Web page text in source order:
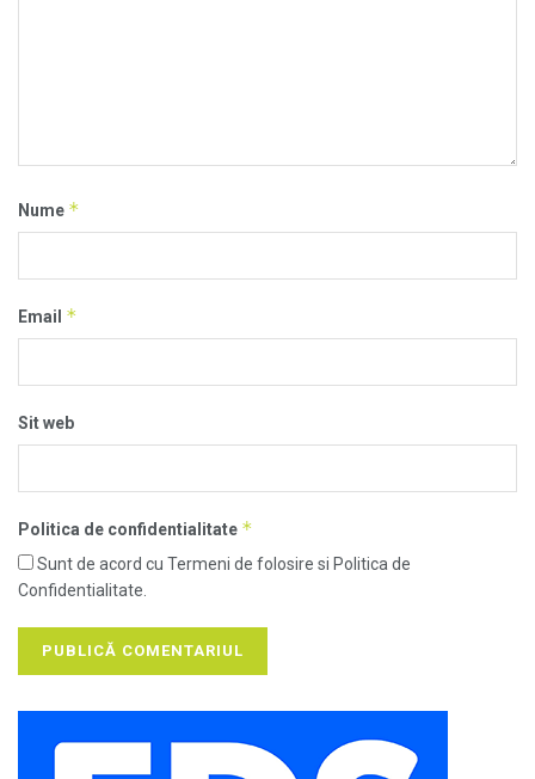
Nume *
Email *
Sit web
Politica de confidentialitate *
Sunt de acord cu Termeni de folosire si Politica de
Confidentialitate.